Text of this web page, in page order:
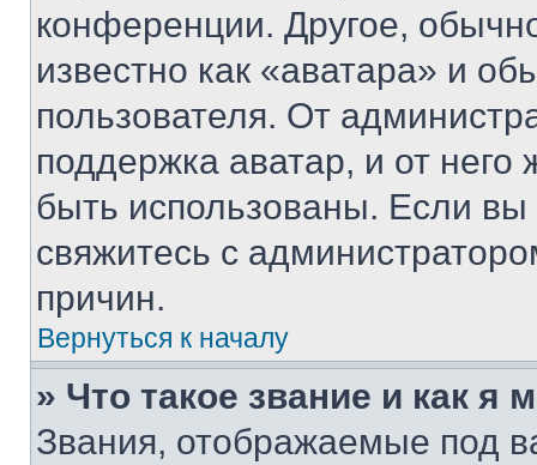
конференции. Другое,
известно как «аватара» и
пользователя. От
поддержка аватар, и от него
быть использованы. Если
свяжитесь с
причин.
Вернуться к началу
» Что такое звание и как я
Звания, отображаемые под